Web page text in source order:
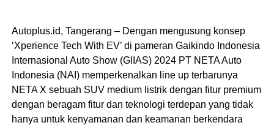
Autoplus.id, Tangerang – Dengan mengusung konsep
‘Xperience Tech With EV’ di pameran Gaikindo Indonesia
Internasional Auto Show (GIIAS) 2024 PT NETA Auto
Indonesia (NAI) memperkenalkan line up terbarunya
NETA X sebuah SUV medium listrik dengan fitur premium
dengan beragam fitur dan teknologi terdepan yang tidak
hanya untuk kenyamanan dan keamanan berkendara